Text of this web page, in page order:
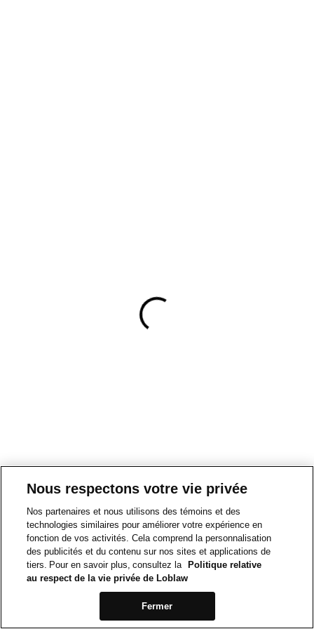
Nous respectons votre vie privée
Nos partenaires et nous utilisons des témoins et des
technologies similaires pour améliorer votre expérience en
fonction de vos activités. Cela comprend la personnalisation
des publicités et du contenu sur nos sites et applications de
tiers. Pour en savoir plus, consultez la
Politique relative
au respect de la vie privée de Loblaw
Fermer